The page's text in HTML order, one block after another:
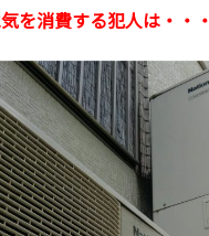
を消費する犯人は・・・